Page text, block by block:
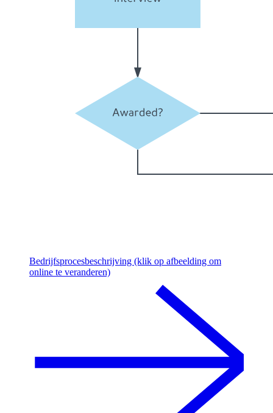
Bedrijfsprocesbeschrijving (klik op afbeelding om
online te veranderen)